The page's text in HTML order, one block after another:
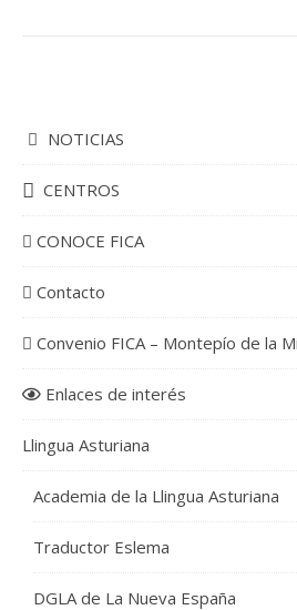
NOTICIAS
CENTROS
CONOCE FICA
Contacto
Convenio FICA – Montepío de la
Enlaces de interés
Llingua Asturiana
Academia de la Llingua Asturiana
Traductor Eslema
DGLA de La Nueva España